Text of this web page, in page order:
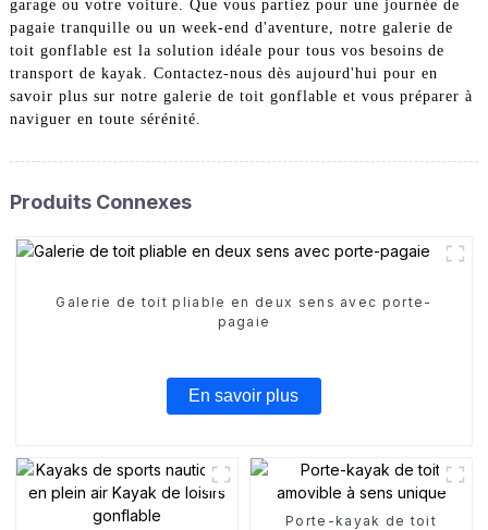
garage ou votre voiture. Que vous partiez pour une journée de
pagaie tranquille ou un week-end d'aventure, notre galerie de
toit gonflable est la solution idéale pour tous vos besoins de
transport de kayak. Contactez-nous dès aujourd'hui pour en
savoir plus sur notre galerie de toit gonflable et vous préparer à
naviguer en toute sérénité.
Produits Connexes
Galerie de toit pliable en deux sens avec porte-
pagaie
En savoir plus
Porte-kayak de toit